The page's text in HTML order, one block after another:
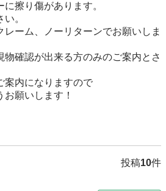
擦り傷があります。
。
ーム、ノーリターンでお願いしま
物確認が出来る方のみのご案内とさ
案内になりますので
願いします！
投稿10件